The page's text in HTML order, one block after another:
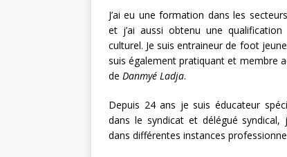
J’ai eu une formation dans les
et j’ai aussi obtenu une
culturel. Je suis entraineur de foot
suis également pratiquant et membre
de Danmyé Ladja.
Depuis 24 ans je suis éducateur
dans le syndicat et délégué syndical,
dans différentes instances